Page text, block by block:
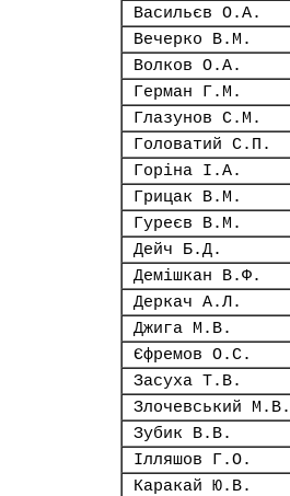
Васильєв О.А.
Вечерко В.М.
Волков О.А.
Герман Г.М.
Глазунов С.М.
Головатий С.П.
Горіна І.А.
Грицак В.М.
Гуреєв В.М.
Дейч Б.Д.
Демішкан В.Ф.
Деркач А.Л.
Джига М.В.
Єфремов О.С.
Засуха Т.В.
Злочевський М.В.
Зубик В.В.
Ілляшов Г.О.
Каракай Ю.В.